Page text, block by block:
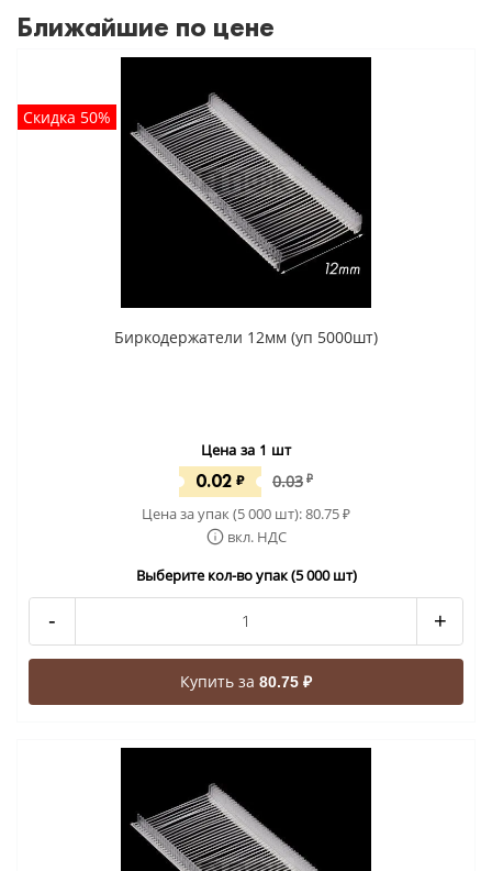
Ближайшие по цене
Скидка 50%
Биркодержатели 12мм (уп 5000шт)
Цена за 1 шт
0.02 ₽ 0.03 ₽
Цена за упак (5 000 шт):80.75₽
вкл. НДС
Выберите кол-во упак (5 000 шт)
- +
Купить за 80.75 ₽